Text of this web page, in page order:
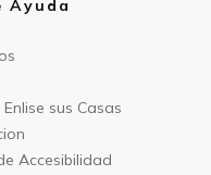
Ayuda
sus Casas
Accesibilidad